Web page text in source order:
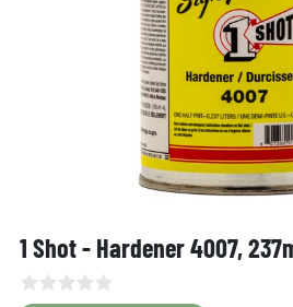
1 Shot - Hardener 4007,